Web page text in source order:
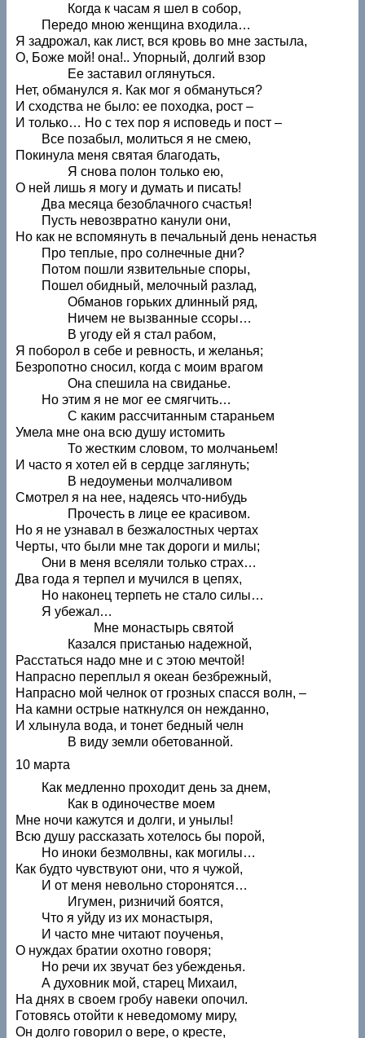
Когда к часам я шел в собор,
Передо мною женщина входила…
Я задрожал, как лист, вся кровь во мне застыла,
О, Боже мой! она!.. Упорный, долгий взор
Ее заставил оглянуться.
Нет, обманулся я. Как мог я обмануться?
И сходства не было: ее походка, рост –
И только… Но с тех пор я исповедь и пост –
Все позабыл, молиться я не смею,
Покинула меня святая благодать,
Я снова полон только ею,
О ней лишь я могу и думать и писать!
Два месяца безоблачного счастья!
Пусть невозвратно канули они,
Но как не вспомянуть в печальный день ненастья
Про теплые, про солнечные дни?
Потом пошли язвительные споры,
Пошел обидный, мелочный разлад,
Обманов горьких длинный ряд,
Ничем не вызванные ссоры…
В угоду ей я стал рабом,
Я поборол в себе и ревность, и желанья;
Безропотно сносил, когда с моим врагом
Она спешила на свиданье.
Но этим я не мог ее смягчить…
С каким рассчитанным стараньем
Умела мне она всю душу истомить
То жестким словом, то молчаньем!
И часто я хотел ей в сердце заглянуть;
В недоуменьи молчаливом
Смотрел я на нее, надеясь что-нибудь
Прочесть в лице ее красивом.
Но я не узнавал в безжалостных чертах
Черты, что были мне так дороги и милы;
Они в меня вселяли только страх…
Два года я терпел и мучился в цепях,
Но наконец терпеть не стало силы…
Я убежал…
Мне монастырь святой
Казался пристанью надежной,
Расстаться надо мне и с этою мечтой!
Напрасно переплыл я океан безбрежный,
Напрасно мой челнок от грозных спасся волн, –
На камни острые наткнулся он нежданно,
И хлынула вода, и тонет бедный челн
В виду земли обетованной.
10 марта
Как медленно проходит день за днем,
Как в одиночестве моем
Мне ночи кажутся и долги, и унылы!
Всю душу рассказать хотелось бы порой,
Но иноки безмолвны, как могилы…
Как будто чувствуют они, что я чужой,
И от меня невольно сторонятся…
Игумен, ризничий боятся,
Что я уйду из их монастыря,
И часто мне читают поученья,
О нуждах братии охотно говоря;
Но речи их звучат без убежденья.
А духовник мой, старец Михаил,
На днях в своем гробу навеки опочил.
Готовясь отойти к неведомому миру,
Он долго говорил о вере, о кресте,